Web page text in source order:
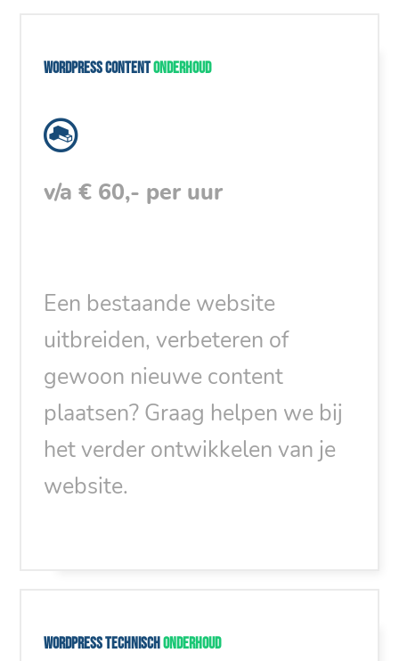
WordPress contentonderhoud
v/a € 60,- per uur
Een bestaande website
uitbreiden, verbeteren of
gewoon nieuwe content
plaatsen? Graag helpen we bij
het verder ontwikkelen van je
website.
WordPress technisch onderhoud